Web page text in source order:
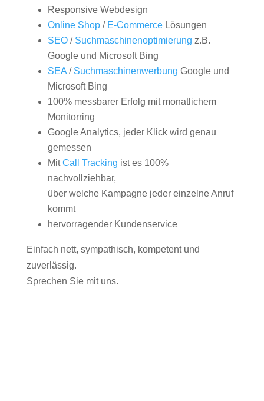
Responsive Webdesign
Online Shop/ E-CommerceLösungen
SEO/ Suchmaschinenoptimierung z.B.
Google und Microsoft Bing
SEA/ Suchmaschinenwerbung Google und
Microsoft Bing
100% messbarer Erfolg mit monatlichem
Monitorring
Google Analytics, jeder Klick wird genau
gemessen
MitCall Tracking ist es 100%
nachvollziehbar,
über welche Kampagne jeder einzelne Anruf
kommt
hervorragender Kundenservice
Einfach nett, sympathisch, kompetent und
zuverlässig.
Sprechen Sie mit uns.